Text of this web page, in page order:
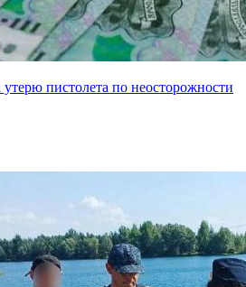
пистолета по неосторожности